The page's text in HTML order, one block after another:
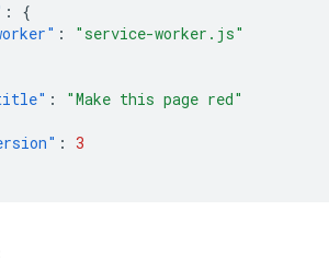
:
{
:
"service-worker.js"
:
"Make this page red"
: 3